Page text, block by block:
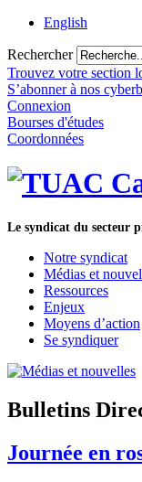
English
Rechercher
Trouvez votre section
S’abonner à nos
Connexion
Bourses d'études
Coordonnées
Le syndicat du secteur
Notre syndicat
Médias et
Ressources
Enjeux
Moyens d’action
Se syndiquer
Bulletins
Journée en